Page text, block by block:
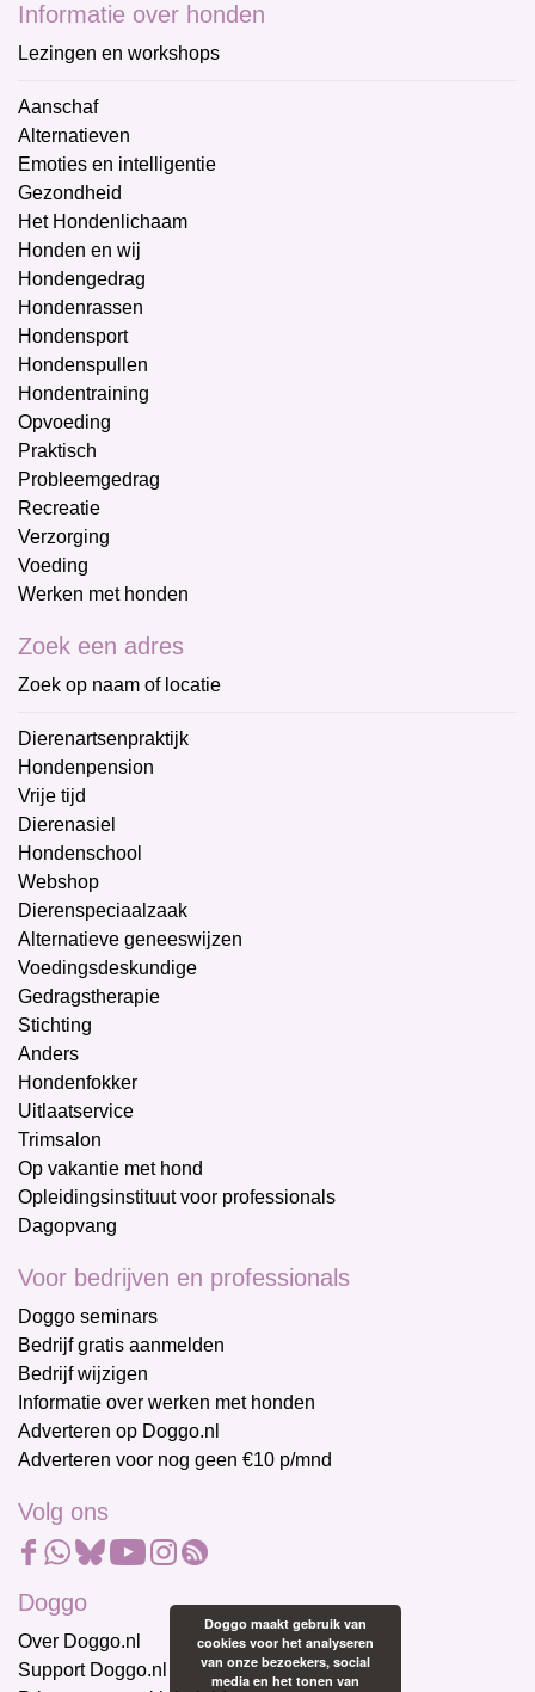
Informatie over honden
Lezingen en workshops
Aanschaf
Alternatieven
Emoties en intelligentie
Gezondheid
Het Hondenlichaam
Honden en wij
Hondengedrag
Hondenrassen
Hondensport
Hondenspullen
Hondentraining
Opvoeding
Praktisch
Probleemgedrag
Recreatie
Verzorging
Voeding
Werken met honden
Zoek een adres
Zoek op naam of locatie
Dierenartsenpraktijk
Hondenpension
Vrije tijd
Dierenasiel
Hondenschool
Webshop
Dierenspeciaalzaak
Alternatieve geneeswijzen
Voedingsdeskundige
Gedragstherapie
Stichting
Anders
Hondenfokker
Uitlaatservice
Trimsalon
Op vakantie met hond
Opleidingsinstituut voor professionals
Dagopvang
Voor bedrijven en professionals
Doggo seminars
Bedrijf gratis aanmelden
Bedrijf wijzigen
Informatie over werken met honden
Adverteren op Doggo.nl
Adverteren voor nog geen €10 p/mnd
Volg ons
Doggo
Over Doggo.nl
Support Doggo.nl
Doggo maakt gebruik van
cookies voor het analyseren
van onze bezoekers, social
media en het tonen van